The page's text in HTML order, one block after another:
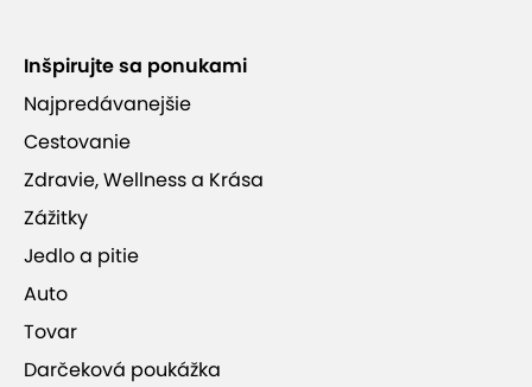
Inšpirujte sa ponukami
Najpredávanejšie
Cestovanie
Zdravie, Wellness a Krása
Zážitky
Jedlo a pitie
Auto
Tovar
Darčeková poukážka